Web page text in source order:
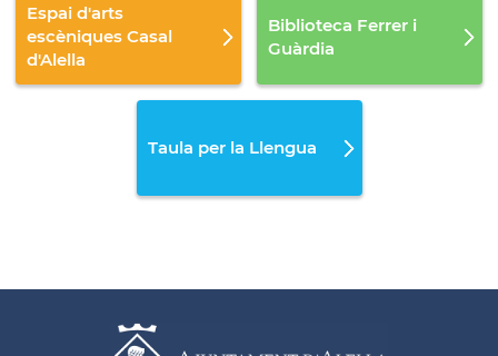
Espai d'arts
escèniques Casal
d'Alella
Biblioteca Ferrer i
Guàrdia
Taula per la Llengua